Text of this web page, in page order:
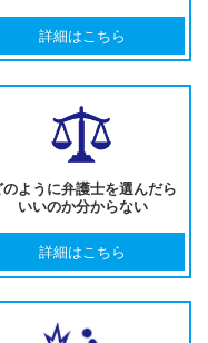
詳細はこちら
のように弁護士を選んだら
いいのか分からない
詳細はこちら